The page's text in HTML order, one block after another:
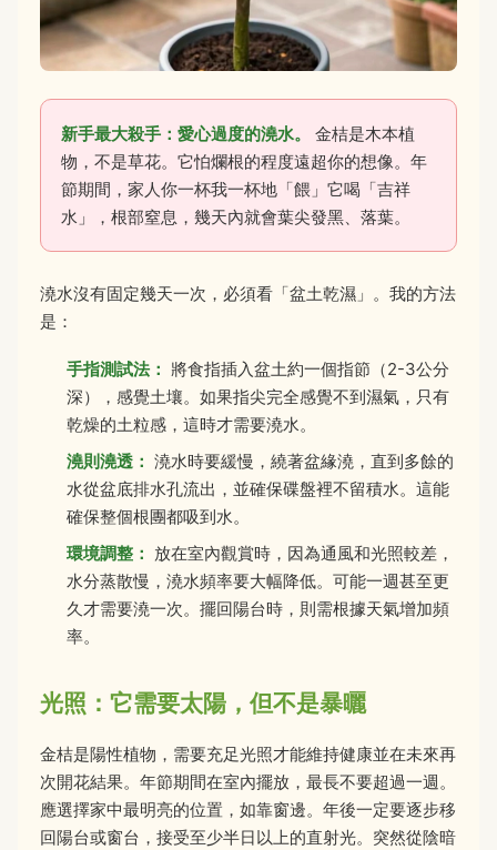
新手最大殺手：愛心過度的澆水。
金桔是木本植
物，不是草花。它怕爛根的程度遠超你的想像。年
節期間，家人你一杯我一杯地「餵」它喝「吉祥
水」，根部窒息，幾天內就會葉尖發黑、落葉。
澆水沒有固定幾天一次，必須看「盆土乾濕」。我的方法
是：
手指測試法： 將食指插入盆土約一個指節（2-3公分
深），感覺土壤。如果指尖完全感覺不到濕氣，只有
乾燥的土粒感，這時才需要澆水。
澆則澆透： 澆水時要緩慢，繞著盆緣澆，直到多餘的
水從盆底排水孔流出，並確保碟盤裡不留積水。這能
確保整個根團都吸到水。
環境調整： 放在室內觀賞時，因為通風和光照較差，
水分蒸散慢，澆水頻率要大幅降低。可能一週甚至更
久才需要澆一次。擺回陽台時，則需根據天氣增加頻
率。
光照：它需要太陽，但不是暴曬
金桔是陽性植物，需要充足光照才能維持健康並在未來再
次開花結果。年節期間在室內擺放，最長不要超過一週。
應選擇家中最明亮的位置，如靠窗邊。年後一定要逐步移
回陽台或窗台，接受至少半日以上的直射光。突然從陰暗